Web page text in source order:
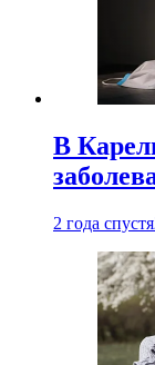
В
2 года спустя